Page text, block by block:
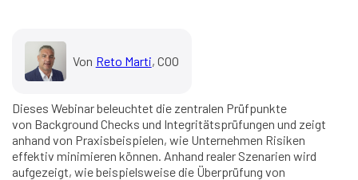
Von Reto Marti, COO
Dieses Webinar beleuchtet die zentralen Prüfpunkte
von Background Checks und Integritätsprüfungen und zeigt
anhand von Praxisbeispielen, wie Unternehmen Risiken
effektiv minimieren können. Anhand realer Szenarien wird
aufgezeigt, wie beispielsweise die Überprüfung von